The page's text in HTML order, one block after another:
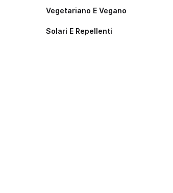
Vegetariano E Vegano
Solari E Repellenti